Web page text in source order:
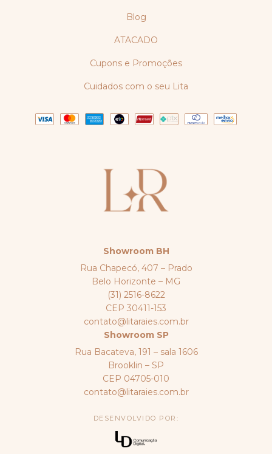
Blog
ATACADO
Cupons e Promoções
Cuidados com o seu Lita
Showroom BH
Rua Chapecó, 407 – Prado
Belo Horizonte – MG
(31) 2516-8622
CEP 30411-153
contato@litaraies.com.br
Showroom SP
Rua Bacateva, 191 – sala 1606
Brooklin – SP
CEP 04705-010
contato@litaraies.com.br
DESENVOLVIDO POR: